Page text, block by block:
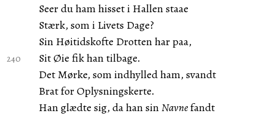
Seer du ham hisset i Hallen staae
Stærk, som i Livets Dage?
Sin Høitidskofte Drotten har paa,
Sit Øie fik han tilbage.
Det Mørke, som indhylled ham, svandt
Brat for Oplysningskerte.
Han glædte sig, da han sinNavnefandt